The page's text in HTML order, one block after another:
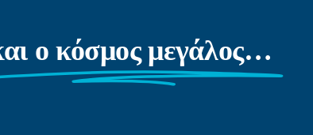
ο κόσμος μεγάλος…